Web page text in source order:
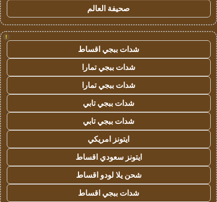
صحيفة العالم
!
شدات ببجي اقساط
شدات ببجي تمارا
شدات ببجي تمارا
شدات ببجي تابي
شدات ببجي تابي
ايتونز امريكي
ايتونز سعودي اقساط
شحن يلا لودو اقساط
شدات ببجي اقساط